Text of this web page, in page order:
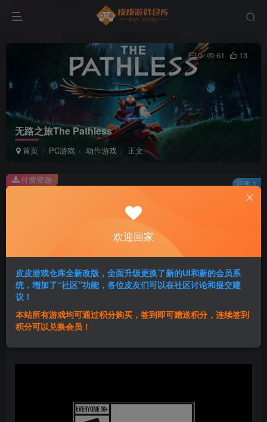
无路之旅The Pathless
首页 PC游戏 动作游戏 正文
0 61 13
此内容为付费资源，请付费后查看
2积分
黄金会员免费 超级会员免费
登录购买
付费资源 已售 1
群主1号
欢迎回家
皮皮游戏仓库全新改版，全面升级更换了新的UI和新的会员系
统，增加了“社区”功能，各位皮友们可以在社区讨论和提交建
议！
本站所有游戏均可通过积分购买，签到即可赠送积分，连续签到
积分可以兑换会员！